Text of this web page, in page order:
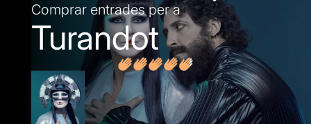
Comprar entrades per a
Turandot